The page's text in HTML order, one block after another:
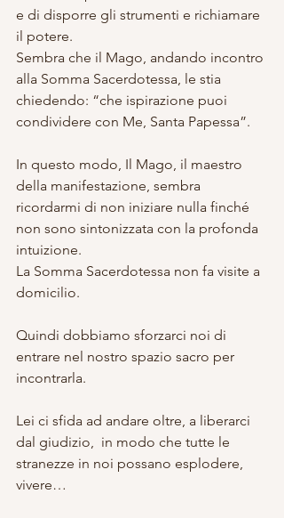
e di disporre gli strumenti e richiamare
il potere.
Sembra che il Mago, andando incontro
alla Somma Sacerdotessa, le stia
chiedendo: “che ispirazione puoi
condividere con Me, Santa Papessa”.
In questo modo, Il Mago, il maestro
della manifestazione, sembra
ricordarmi di non iniziare nulla finché
non sono sintonizzata con la profonda
intuizione.
La Somma Sacerdotessa non fa visite a
domicilio.
Quindi dobbiamo sforzarci noi di
entrare nel nostro spazio sacro per
incontrarla.
Lei ci sfida ad andare oltre, a liberarci
dal giudizio,  in modo che tutte le
stranezze in noi possano esplodere,
vivere…